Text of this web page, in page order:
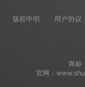
版权申明 用户协议
商标
官网：